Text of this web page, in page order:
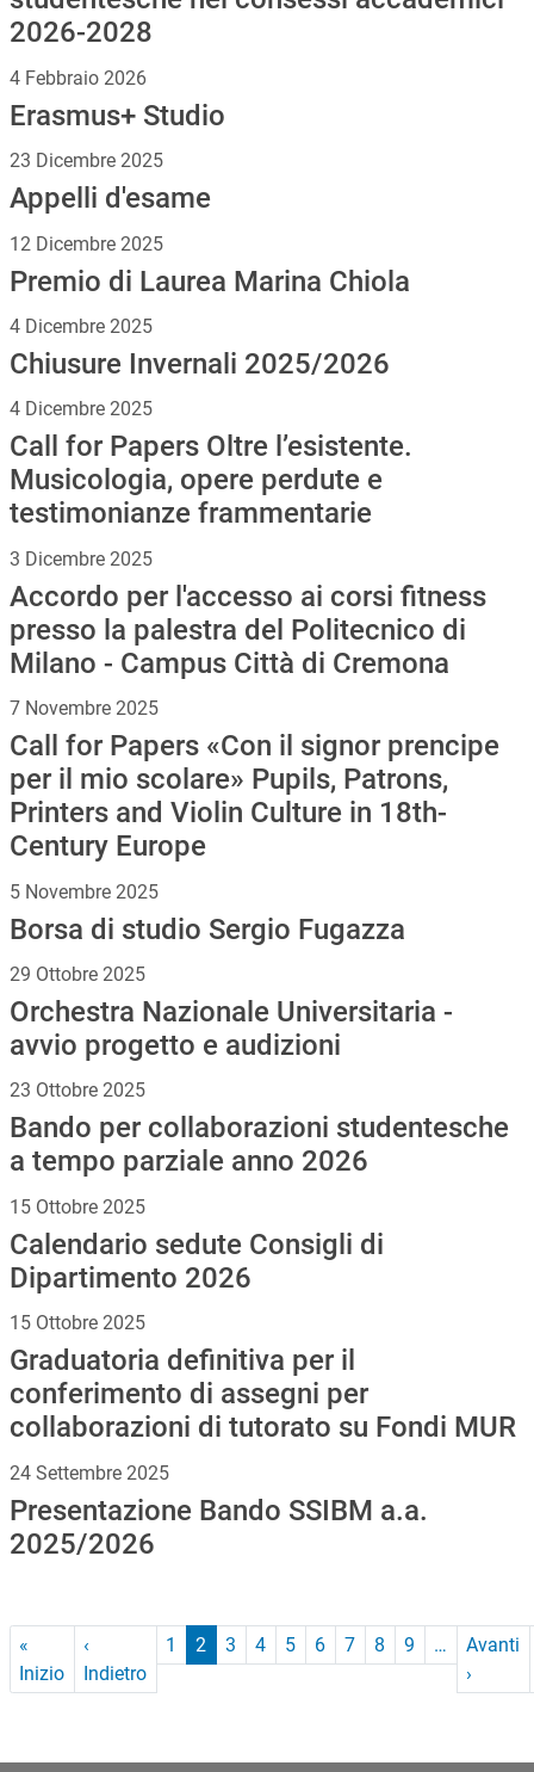
2026-2028
4 Febbraio 2026
Erasmus+ Studio
23 Dicembre 2025
Appelli d'esame
12 Dicembre 2025
Premio di Laurea Marina Chiola
4 Dicembre 2025
Chiusure Invernali 2025/2026
4 Dicembre 2025
Call for Papers Oltre l’esistente.
Musicologia, opere perdute e
testimonianze frammentarie
3 Dicembre 2025
Accordo per l'accesso ai corsi fitness
presso la palestra del Politecnico di
Milano - Campus Città di Cremona
7 Novembre 2025
Call for Papers «Con il signor prencipe
per il mio scolare» Pupils, Patrons,
Printers and Violin Culture in 18th-
Century Europe
5 Novembre 2025
Borsa di studio Sergio Fugazza
29 Ottobre 2025
Orchestra Nazionale Universitaria -
avvio progetto e audizioni
23 Ottobre 2025
Bando per collaborazioni studentesche
a tempo parziale anno 2026
15 Ottobre 2025
Calendario sedute Consigli di
Dipartimento 2026
15 Ottobre 2025
Graduatoria definitiva per il
conferimento di assegni per
collaborazioni di tutorato su Fondi MUR
24 Settembre 2025
Presentazione Bando SSIBM a.a.
2025/2026
«
InizioPrima pagina
‹
IndietroPagina precedente
1 2 3 4 5 6 7 8 9 …
Avanti
›